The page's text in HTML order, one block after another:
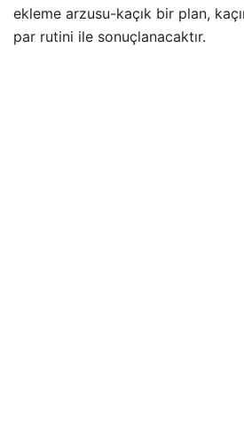
ekleme arzusu-kaçık bir plan,
par rutini ile sonuçlanacaktır.